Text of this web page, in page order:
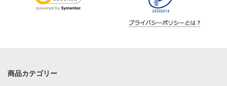
商品カテゴリー